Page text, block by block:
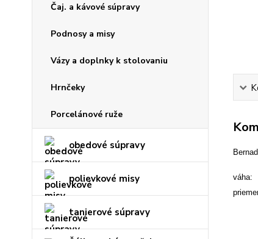
Čaj. a kávové súpravy
Podnosy a misy
Vázy a doplnky k stolovaniu
Hrnčeky
Porcelánové ruže
obedové súpravy
polievkové misy
tanierové súpravy